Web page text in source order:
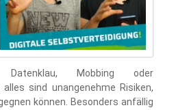
Datenklau, Mobbing oder
alles sind unangenehme Risiken,
können. Besonders anfällig